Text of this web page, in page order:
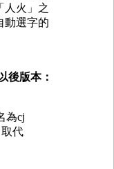
人火」之
動選字的
後版本：
為cj
取代